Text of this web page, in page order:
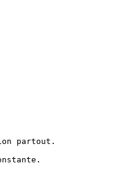
partout.